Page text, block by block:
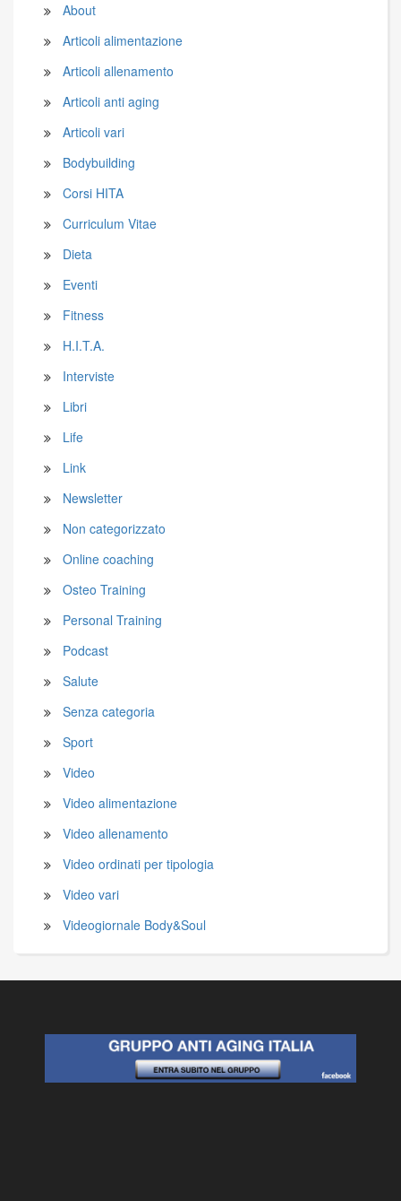
About
Articoli alimentazione
Articoli allenamento
Articoli anti aging
Articoli vari
Bodybuilding
Corsi HITA
Curriculum Vitae
Dieta
Eventi
Fitness
H.I.T.A.
Interviste
Libri
Life
Link
Newsletter
Non categorizzato
Online coaching
Osteo Training
Personal Training
Podcast
Salute
Senza categoria
Sport
Video
Video alimentazione
Video allenamento
Video ordinati per tipologia
Video vari
Videogiornale Body&Soul